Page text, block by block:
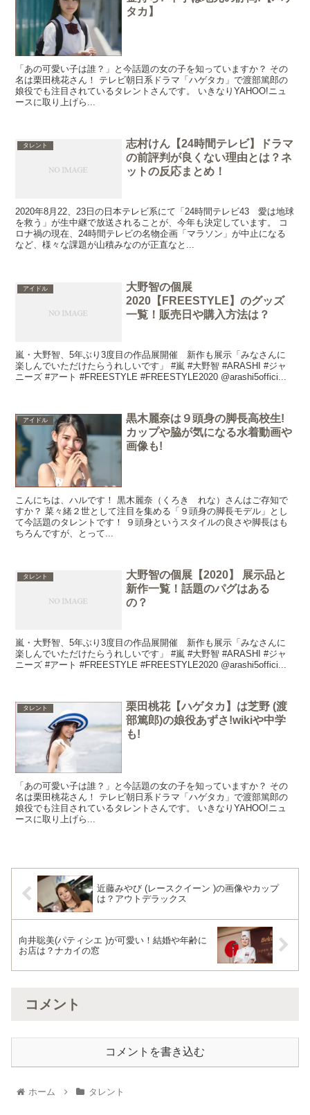
タカ】
「あの可愛い子は誰？」と今話題の女の子を知っていますか？ その
名は栗田桃花さん！ テレビ朝日系ドラマ「ハゲタカ」で渡部篤郎の
娘役でも注目されているタレントさんです。 いきなりYAHOO!ニュ
ースに取り上げら...
タレント
志村けん【24時間テレビ】ドラマ
の前評判が良くない理由とは？ネ
ットの反応まとめ！
2020年8月22、23日の日本テレビ系にて「24時間テレビ43 愛は地球
を救う」が生中継で放送されることが、今年も決定しています。 コ
ロナ禍の現在、24時間テレビの名物企画「マラソン」が中止になる
など、様々な課題が山積みなのが正直なと...
アイドル
大野智の個展
2020【FREESTYLE】のグッズ
一覧！販売日や購入方法は？
嵐・大野智、5年ぶり3度目の作品展開催 新作も展示「みなさんに
楽しんでいただけたらうれしいです」 #嵐 #大野智 #ARASHI #ジャ
ニーズ #アート #FREESTYLE #FREESTYLE2020 @arashi5offici...
アイドル
黒木麗奈は９頭身の脚長高校生!
カップや脇が気になる水着動画や
画像も!
こんにちは、ハルです！ 黒木麗奈（くろき れな）さんはご存知で
すか？ 菜々緒２世として注目を集める「９頭身の脚長モデル」とし
て今話題のタレントです！ ９頭身というスタイルの良さや脚長はも
ちろんですが、とって...
タレント
大野智の個展【2020】 展示品と
新作一覧！話題のパグはある
の？
嵐・大野智、5年ぶり3度目の作品展開催 新作も展示「みなさんに
楽しんでいただけたらうれしいです」 #嵐 #大野智 #ARASHI #ジャ
ニーズ #アート #FREESTYLE #FREESTYLE2020 @arashi5offici...
タレント
栗田桃花【ハゲタカ】は芝野 (渡
部篤郎)の娘役あずさ!wikiや中学
も!
「あの可愛い子は誰？」と今話題の女の子を知っていますか？ その
名は栗田桃花さん！ テレビ朝日系ドラマ「ハゲタカ」で渡部篤郎の
娘役でも注目されているタレントさんです。 いきなりYAHOO!ニュ
ースに取り上げら...
近藤みやび (レースクイーン )の画像やカップ
は？アウトデラックス
向井聡美(パティシエ )が可愛い！結婚や年齢に
お店は？ナカイの窓
コメント
コメントを書き込む
ホーム タレント